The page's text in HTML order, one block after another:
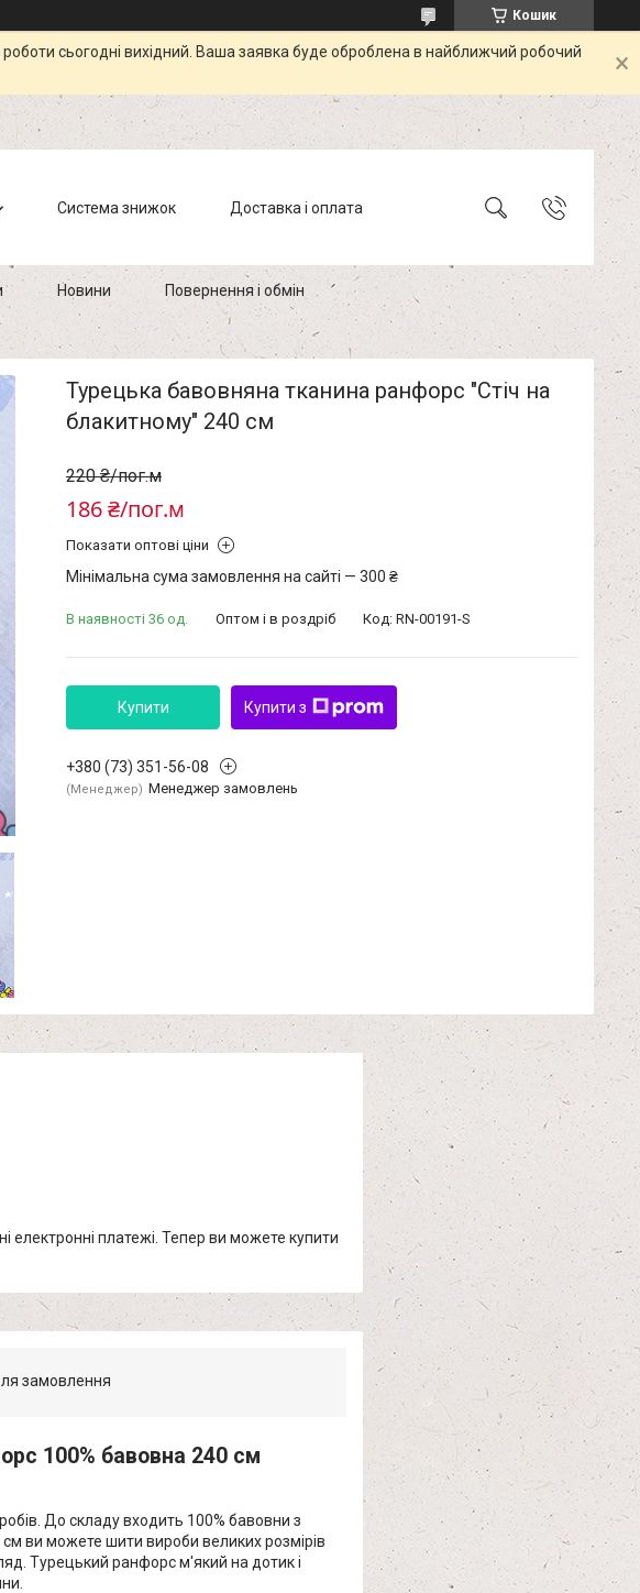
Кошик
сьогодні вихідний. Ваша заявка буде оброблена в найближчий робочий
Система знижок Доставка і оплата
Новини Повернення і обмін
Турецька бавовняна тканина ранфорс "Стіч на
блакитному" 240 см
220 ₴/пог.м
186 ₴/пог.м
Показати оптові ціни
Мінімальна сума замовлення на сайті — 300 ₴
В наявності 36 од. Оптом і в роздріб Код: RN-00191-S
Купити Купити з
+380 (73) 351-56-08
Менеджер Менеджер замовлень
електронні платежі. Тепер ви можете купити
замовлення
100% бавовна 240 см
До складу входить 100% бавовни з
ви можете шити вироби великих розмірів
Турецький ранфорс м'який на дотик і